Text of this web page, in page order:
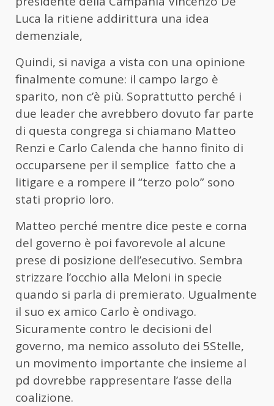
Luca la ritiene addirittura una idea
demenziale,
Quindi, si naviga a vista con una opinione
finalmente comune: il campo largo è
sparito, non c’è più. Soprattutto perché i
due leader che avrebbero dovuto far parte
di questa congrega si chiamano Matteo
Renzi e Carlo Calenda che hanno finito di
occuparsene per il semplice fatto che a
litigare e a rompere il “terzo polo” sono
stati proprio loro.
Matteo perché mentre dice peste e corna
del governo è poi favorevole al alcune
prese di posizione dell’esecutivo. Sembra
strizzare l’occhio alla Meloni in specie
quando si parla di premierato. Ugualmente
il suo ex amico Carlo è ondivago.
Sicuramente contro le decisioni del
governo, ma nemico assoluto dei 5Stelle,
un movimento importante che insieme al
pd dovrebbe rappresentare l’asse della
coalizione.